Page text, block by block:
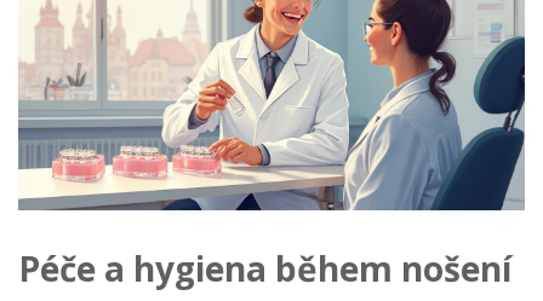
Péče a hygiena během nošení